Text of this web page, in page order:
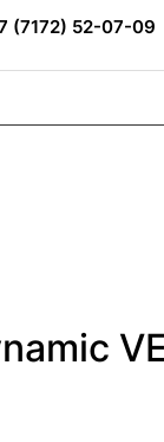
(7172) 52-07-09